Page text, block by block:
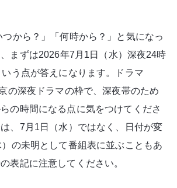
つから？」「何時から？」と気になっ
まずは2026年7月1日（水）深夜24時
う点が答えになります。ドラマ
の深夜ドラマの枠で、深夜帯のため
の時間になる点に気をつけてくださ
、7月1日（水）ではなく、日付が変
の未明として番組表に並ぶこともあ
表記に注意してください。